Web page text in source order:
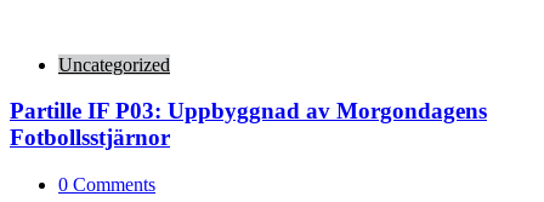
Uncategorized
Partille IF P03: Uppbyggnad av Morgondagens
Fotbollsstjärnor
0 Comments